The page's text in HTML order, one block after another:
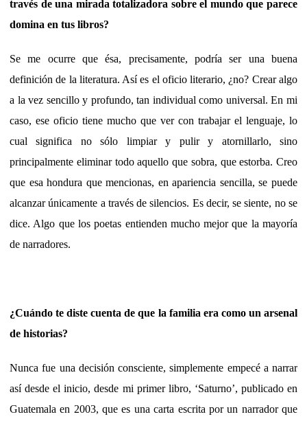
través de una mirada totalizadora sobre el mundo que parece
domina en tus libros?
Se me ocurre que ésa, precisamente, podría ser una buena
definición de la literatura. Así es el oficio literario, ¿no? Crear algo
a la vez sencillo y profundo, tan individual como universal. En mi
caso, ese oficio tiene mucho que ver con trabajar el lenguaje, lo
cual significa no sólo limpiar y pulir y atornillarlo, sino
principalmente eliminar todo aquello que sobra, que estorba. Creo
que esa hondura que mencionas, en apariencia sencilla, se puede
alcanzar únicamente a través de silencios. Es decir, se siente, no se
dice. Algo que los poetas entienden mucho mejor que la mayoría
de narradores.
¿Cuándo te diste cuenta de que la familia era como un arsenal
de historias?
Nunca fue una decisión consciente, simplemente empecé a narrar
así desde el inicio, desde mi primer libro, ‘Saturno’, publicado en
Guatemala en 2003, que es una carta escrita por un narrador que